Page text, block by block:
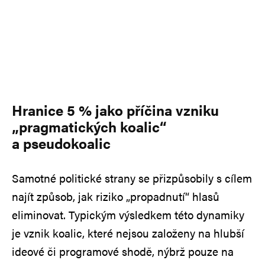
Hranice 5 % jako příčina vzniku
„pragmatických koalic“
a pseudokoalic
Samotné politické strany se přizpůsobily s cílem
najít způsob, jak riziko „propadnutí“ hlasů
eliminovat. Typickým výsledkem této dynamiky
je vznik koalic, které nejsou založeny na hlubší
ideové či programové shodě, nýbrž pouze na